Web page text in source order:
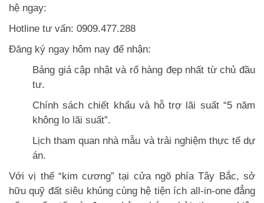
hệ ngay:
Hotline tư vấn: 0909.477.288
Đăng ký ngay hôm nay để nhận:
Bảng giá cập nhật và rổ hàng đẹp nhất từ chủ đầu
tư.
Chính sách chiết khấu và hỗ trợ lãi suất “5 năm
không lo lãi suất”.
Lịch tham quan nhà mẫu và trải nghiệm thực tế dự
án.
Với vị thế “kim cương” tại cửa ngõ phía Tây Bắc, sở
hữu quỹ đất siêu khủng cùng hệ tiện ích all-in-one đẳng